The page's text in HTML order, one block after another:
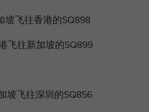
飞往香港的SQ898
往新加坡的SQ899
飞往深圳的SQ856